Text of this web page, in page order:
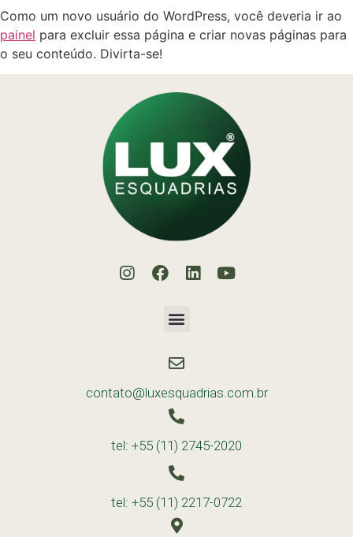
Como um novo usuário do WordPress, você deveria ir ao
painel para excluir essa página e criar novas páginas para
o seu conteúdo. Divirta-se!
contato@luxesquadrias.com.br
tel: +55 (11) 2745-2020
tel: +55 (11) 2217-0722